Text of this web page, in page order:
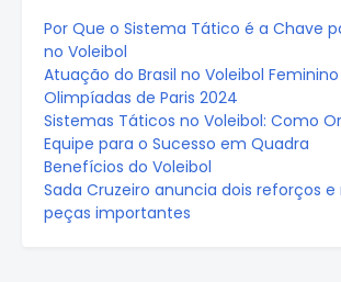
Por Que o Sistema Tático é a Chave
no Voleibol
Atuação do Brasil no Voleibol
Olimpíadas de Paris 2024
Sistemas Táticos no Voleibol: Como
Equipe para o Sucesso em Quadra
Benefícios do Voleibol
Sada Cruzeiro anuncia dois reforços
peças importantes